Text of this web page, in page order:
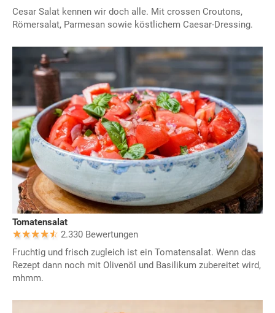
Cesar Salat kennen wir doch alle. Mit crossen Croutons,
Römersalat, Parmesan sowie köstlichem Caesar-Dressing.
Tomatensalat
2.330 Bewertungen
Fruchtig und frisch zugleich ist ein Tomatensalat. Wenn das
Rezept dann noch mit Olivenöl und Basilikum zubereitet wird,
mhmm.